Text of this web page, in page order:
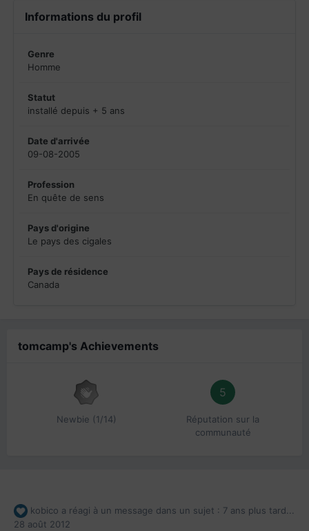
Informations du profil
Genre
Homme
Statut
installé depuis + 5 ans
Date d'arrivée
09-08-2005
Profession
En quête de sens
Pays d'origine
Le pays des cigales
Pays de résidence
Canada
tomcamp's Achievements
Newbie (1/14)
5
Réputation sur la
communauté
kobico a réagi à un message dans un sujet : 7 ans plus tard...
28 août 2012